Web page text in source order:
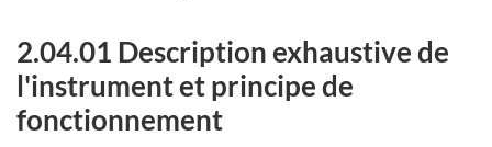
2.04.01 Description exhaustive de
l'instrument et principe de
fonctionnement